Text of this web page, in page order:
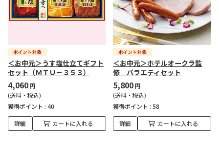
＜お中元＞うす塩仕立てギフト
セット（ＭＴＵ－３５３）
4,060円
(送料・税込)
獲得ポイント : 40
詳細 カートに入れる
＜お中元＞ホテルオークラ監
修 バラエティセット
5,800円
(送料・税込)
獲得ポイント : 58
詳細 カートに入れる